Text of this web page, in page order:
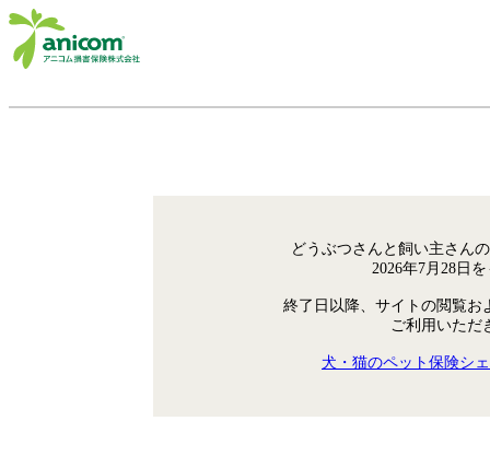
どうぶつさんと飼い主さん
2026年7月28日
終了日以降、サイトの閲覧お
ご利用いただ
犬・猫のペット保険シ